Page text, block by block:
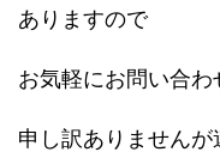
ありますので
お気軽にお問い合わ
申し訳ありません